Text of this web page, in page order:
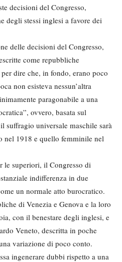
decisioni del Congresso,
degli stessi inglesi a favore dei
delle decisioni del Congresso,
come repubbliche
dire che, in fondo, erano poco
non esisteva nessun’altra
paragonabile a una
ovvero, basata sul
suffragio universale maschile sarà
nel 1918 e quello femminile nel
le superiori, il Congresso di
indifferenza in due
un normale atto burocratico.
di Venezia e Genova e la loro
con il benestare degli inglesi, e
Veneto, descritta in poche
variazione di poco conto.
ingenerare dubbi rispetto a una